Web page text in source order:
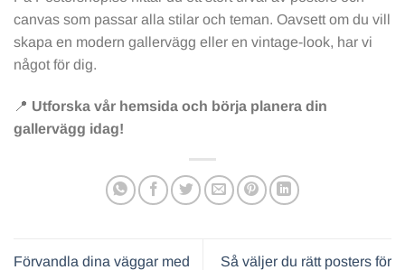
canvas som passar alla stilar och teman. Oavsett om du vill
skapa en modern gallervägg eller en vintage-look, har vi
något för dig.
📍 Utforska vår hemsida och börja planera din
gallervägg idag!
Förvandla dina väggar med
Så väljer du rätt posters för